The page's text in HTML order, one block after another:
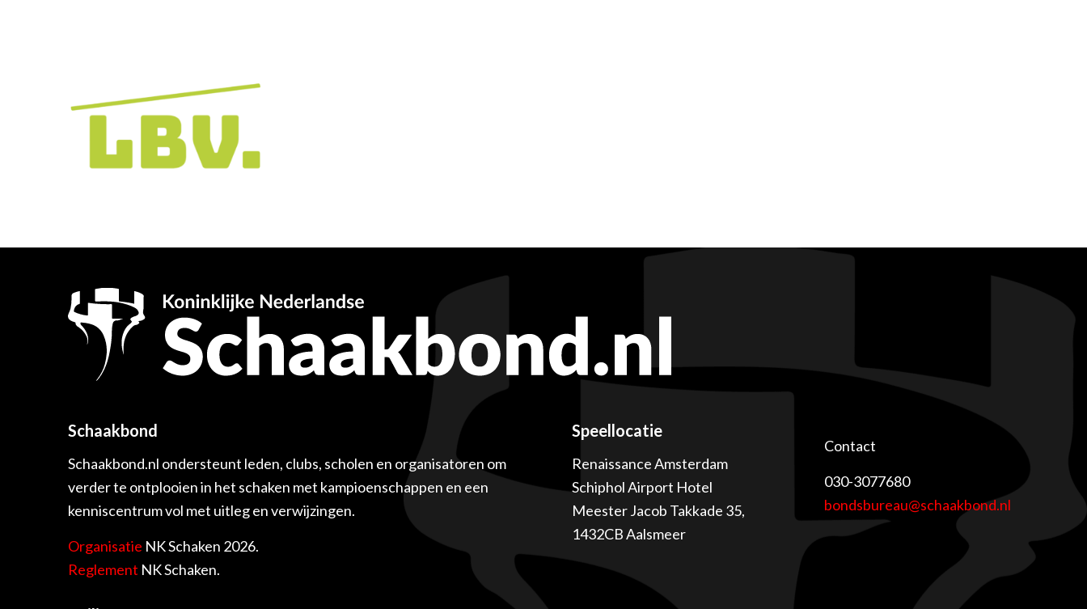
Schaakbond
Schaakbond.nl ondersteunt leden, clubs, scholen en organisatoren om
verder te ontplooien in het schaken met kampioenschappen en een
kenniscentrum vol met uitleg en verwijzingen.
Organisatie NK Schaken 2026.
Reglement NK Schaken.
Speellocatie
Renaissance Amsterdam
Schiphol Airport Hotel
Meester Jacob Takkade 35,
1432CB Aalsmeer
Contact
030-3077680
bondsbureau@schaakbond.nl